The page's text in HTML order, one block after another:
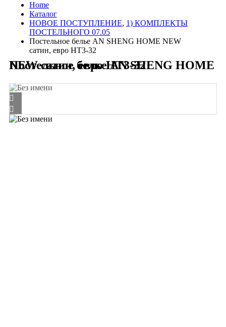
Home
Каталог
HОВОЕ ПОСТУПЛЕНИЕ, 1) КОМПЛЕКТЫ
ПОСТЕЛЬНОГО 07.05
Постельное белье AN SHENG HOME NEW
сатин, евро HT3-32
Постельное белье AN SHENG HOME NEW сатин, евро HT3-32